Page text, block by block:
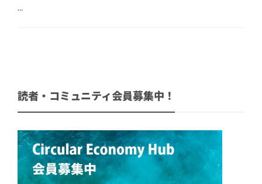
...
読者・コミュニティ会員募集中！